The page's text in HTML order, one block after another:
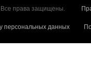
права защищены.
персональных данных